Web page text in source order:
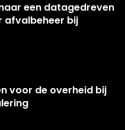
een datagedreven
afvalbeheer bij
voor de overheid bij